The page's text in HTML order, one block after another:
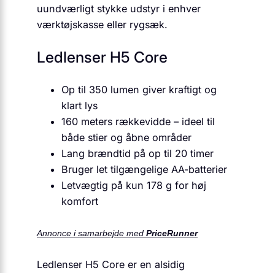
uundværligt stykke udstyr i enhver
værktøjskasse eller rygsæk.
Ledlenser H5 Core
Op til 350 lumen giver kraftigt og
klart lys
160 meters rækkevidde – ideel til
både stier og åbne områder
Lang brændtid på op til 20 timer
Bruger let tilgængelige AA-batterier
Letvægtig på kun 178 g for høj
komfort
Annonce i samarbejde med PriceRunner
Ledlenser H5 Core er en alsidig